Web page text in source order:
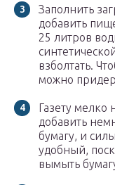
Заполнить
добавить
25 литров
взболтать.
можно
Газету мелко
добавить
бумагу, и
удобный,
вымыть